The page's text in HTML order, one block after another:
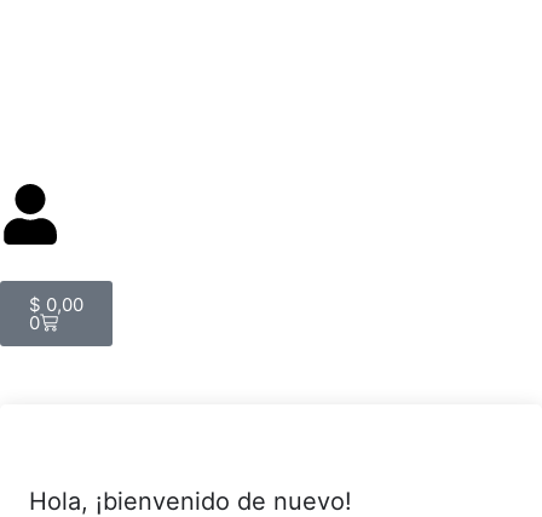
$ 0,00
0
Hola, ¡bienvenido de nuevo!